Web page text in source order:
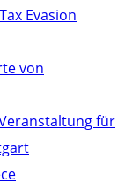
Evasion
von
für